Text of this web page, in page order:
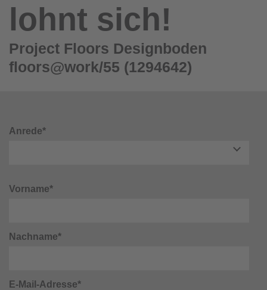
lohnt sich!
Project Floors Designboden
floors@work/55 (1294642)
Anrede*
Vorname*
Nachname*
E-Mail-Adresse*